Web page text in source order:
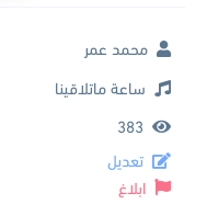
محمد عمر
ساعة ماتلاقينا
383
تعديل
ابلاغ